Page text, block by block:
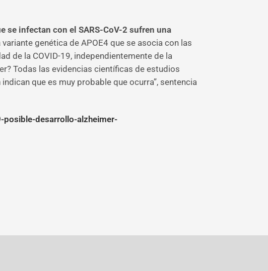
se infectan con el SARS-CoV-2 sufren una
genética de APOE4 que se asocia con las
de la COVID-19, independientemente de la
Todas las evidencias científicas de estudios
que es muy probable que ocurra”, sentencia
desarrollo-alzheimer-